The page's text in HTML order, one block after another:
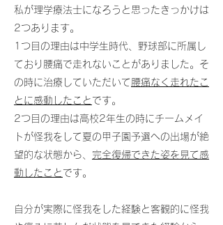
私が理学療法士になろうと思ったきっかけは
2つあります。
1つ目の理由は中学生時代、野球部に所属し
ており腰痛で走れないことがありました。そ
の時に治療していただいて 腰痛なく走れたこ
とに感動したこと です。
2つ目の理由は高校2年生の時にチームメイ
トが怪我をして夏の甲子園予選への出場が絶
望的な状態から、 完全復帰できた姿を見て感
動したこと です。
自分が実際に怪我をした経験と客観的に怪我